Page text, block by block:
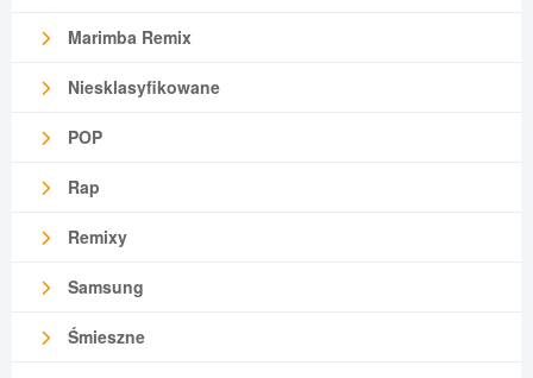
Marimba Remix
Niesklasyfikowane
POP
Rap
Remixy
Samsung
Śmieszne